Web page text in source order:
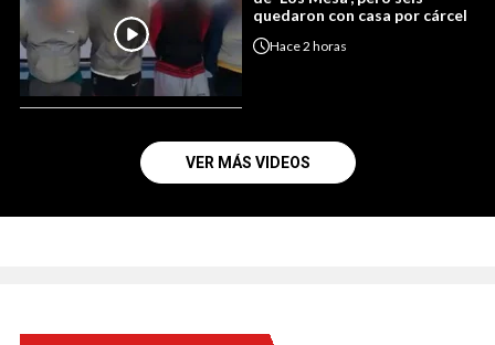
quedaron con casa por cárcel
Hace2 horas
VER MÁS VIDEOS